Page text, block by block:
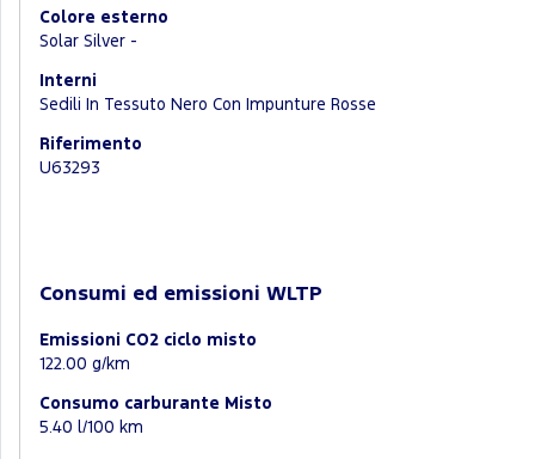
Colore esterno
Solar Silver -
Interni
Sedili In Tessuto Nero Con Impunture Rosse
Riferimento
U63293
Consumi ed emissioni WLTP
Emissioni CO2 ciclo misto
122.00 g/km
Consumo carburante Misto
5.40 l/100 km